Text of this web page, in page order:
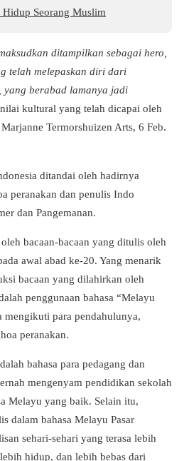
Seorang Muslim
ditampilkan sebagai hero,
telah melepaskan diri dari
yang berabad lamanya jadi
kultural yang telah dicapai oleh
Termorshuizen Arts, 6 Feb.
ditandai oleh hadirnya
peranakan dan penulis Indo
dan Pangemanan.
bacaan-bacaan yang ditulis oleh
awal abad ke-20. Yang menarik
bacaan yang dilahirkan oleh
penggunaan bahasa “Melayu
mengikuti para pendahulunya,
peranakan.
bahasa para pedagang dan
mengenyam pendidikan sekolah
Melayu yang baik. Selain itu,
dalam bahasa Melayu Pasar
sehari-sehari yang terasa lebih
hidup, dan lebih bebas dari